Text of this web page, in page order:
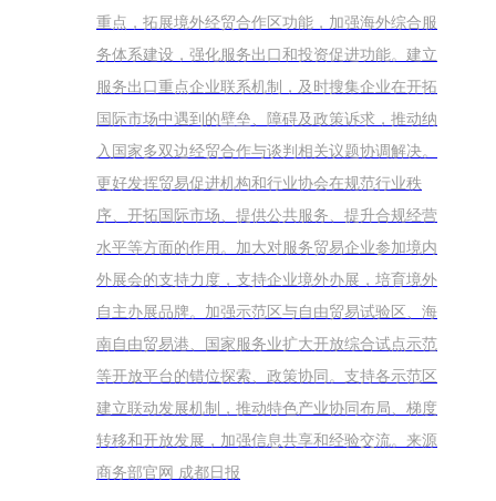
重点，拓展境外经贸合作区功能，加强海外综合服
务体系建设，强化服务出口和投资促进功能。建立
服务出口重点企业联系机制，及时搜集企业在开拓
国际市场中遇到的壁垒、障碍及政策诉求，推动纳
入国家多双边经贸合作与谈判相关议题协调解决。
更好发挥贸易促进机构和行业协会在规范行业秩
序、开拓国际市场、提供公共服务、提升合规经营
水平等方面的作用。加大对服务贸易企业参加境内
外展会的支持力度，支持企业境外办展，培育境外
自主办展品牌。加强示范区与自由贸易试验区、海
南自由贸易港、国家服务业扩大开放综合试点示范
等开放平台的错位探索、政策协同。支持各示范区
建立联动发展机制，推动特色产业协同布局、梯度
转移和开放发展，加强信息共享和经验交流。来源
商务部官网 成都日报